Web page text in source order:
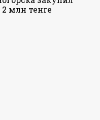
млн тенге